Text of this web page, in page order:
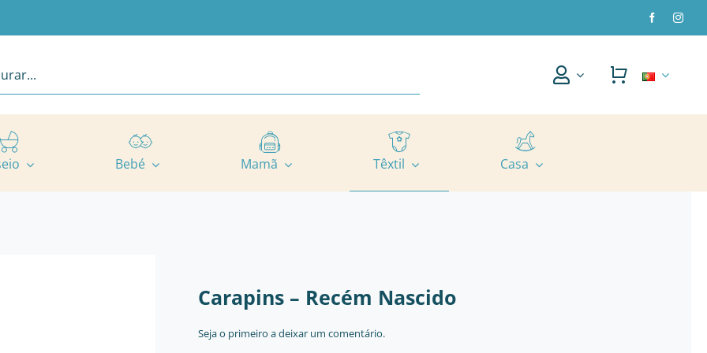
Bebé Mamã Têxtil Casa
Carapins – Recém Nascido
Seja o primeiro a deixar um comentário.